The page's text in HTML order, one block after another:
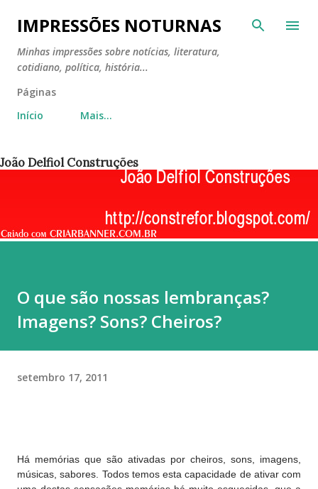
Pular para o conteúdo principal
IMPRESSÕES NOTURNAS
Minhas impressões sobre notícias, literatura,
cotidiano, política, história...
Páginas
Início
Mais…
João Delfiol Construções
O que são nossas lembranças?
Imagens? Sons? Cheiros?
setembro 17, 2011
Há memórias que são ativadas por cheiros, sons, imagens,
músicas, sabores. Todos temos esta capacidade de ativar com